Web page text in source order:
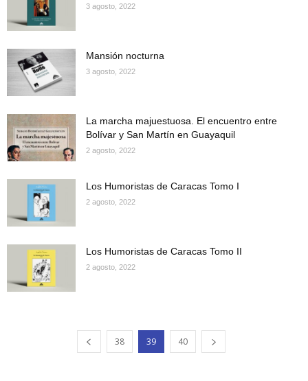
3 agosto, 2022
Mansión nocturna
3 agosto, 2022
La marcha majuestuosa. El encuentro entre
Bolívar y San Martín en Guayaquil
2 agosto, 2022
Los Humoristas de Caracas Tomo I
2 agosto, 2022
Los Humoristas de Caracas Tomo II
2 agosto, 2022
38 39 40